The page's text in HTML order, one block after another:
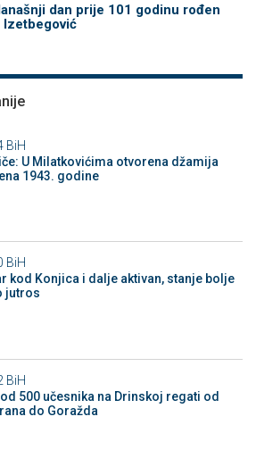
dan prije 101 godinu rođen
Izetbegović
BiH
U Milatkovićima otvorena džamija
1943. godine
BiH
kod Konjica i dalje aktivan, stanje bolje
jutros
BiH
500 učesnika na Drinskoj regati od
do Goražda